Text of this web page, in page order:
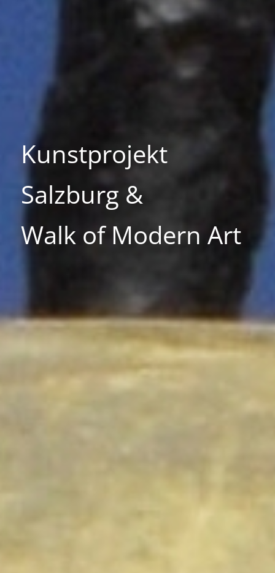
Kunstprojekt
Salzburg &
Walk of Modern Art